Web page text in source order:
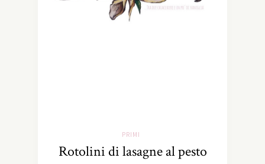
PRIMI
Rotolini di lasagne al pesto